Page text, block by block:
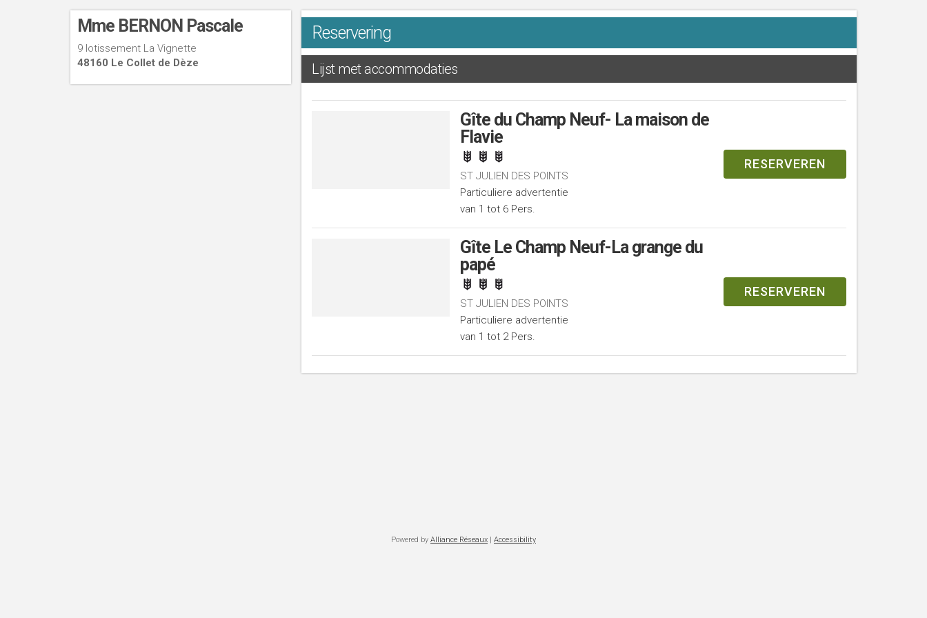
Mme BERNON Pascale
9 lotissement La Vignette
48160 Le Collet de Dèze
Reservering
Lijst met accommodaties
Gîte du Champ Neuf- La maison de
Flavie
ST JULIEN DES POINTS
Particuliere advertentie
van 1 tot 6 Pers.
RESERVEREN
Gîte Le Champ Neuf-La grange du
papé
ST JULIEN DES POINTS
Particuliere advertentie
van 1 tot 2 Pers.
RESERVEREN
Powered by Alliance Réseaux | Accessibility